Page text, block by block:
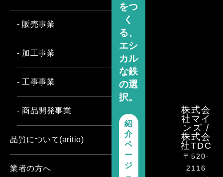
株式会
社マイ
ンズ /
株式会
社TDC
〒520-
2116
をつ
く
る、
エシ
カル
な鉄
の選
択。
紹
介
ペ
ー
ジ
→
- 販売事業
- 加工事業
- 工事事業
- 商品開発事業
品質について(aritio)
業者の方へ